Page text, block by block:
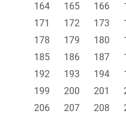
164
165 166
171
172 173
178
179 180
185
186 187
192
193 194
199
200 201
206
207 208